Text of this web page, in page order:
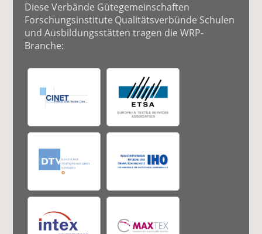
Diese Verbände Gütegemeinschaften
Forschungsinstitute Qualitätsverbünde Schulen
und Ausbildungsstätten tragen die WRP-
Branche: